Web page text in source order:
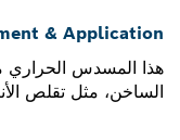
& Application
هذا المسدس الحراري
الساخن، مثل تقلص